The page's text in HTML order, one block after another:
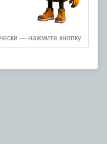
— нажмите кнопку